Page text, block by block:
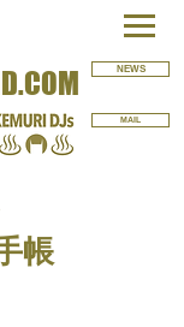
NEWS
MAIL
帳